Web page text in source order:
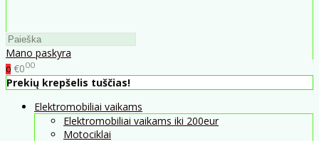
Mano paskyra
0 €000
Prekių krepšelis tuščias!
Elektromobiliai vaikams
Elektromobiliai vaikams iki 200eur
Motociklai